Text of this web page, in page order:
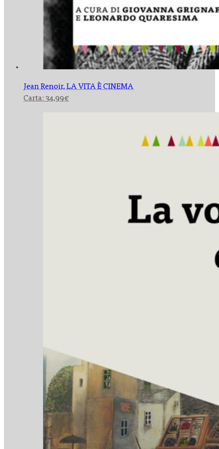
Jean Renoir,LA VITA È CINEMA
Carta: 34,99€